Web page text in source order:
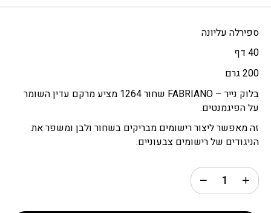
ספירלה עליונה
40 דף
200 גרם
בלוק נייר – FABRIANO שחור 1264 מציע מרקם עדין השומר
על הפיגמנטים.
זה מאפשר ליצור רישומים מבריקים בשחור ולבן ומשפר את
הניגודים של רישומים צבעוניים.